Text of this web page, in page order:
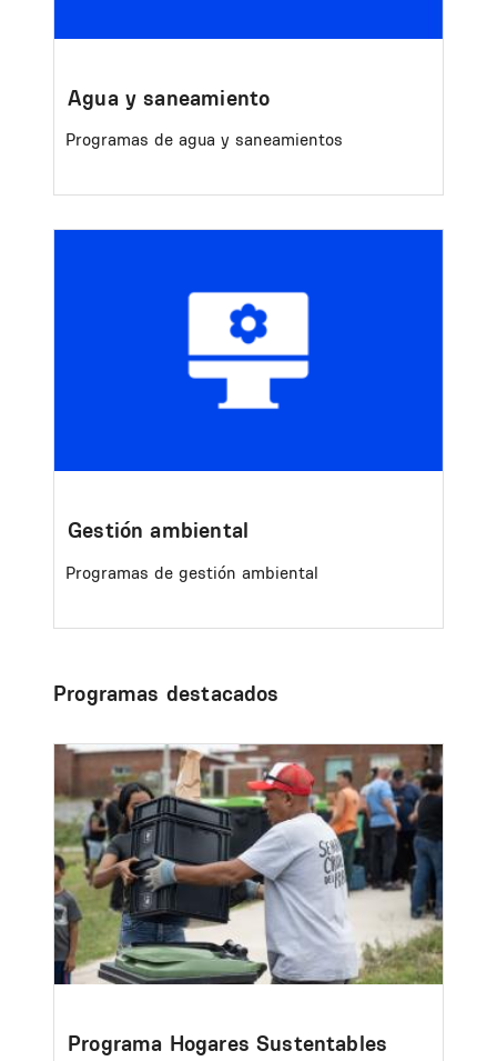
Agua y saneamiento
Programas de agua y saneamientos
Gestión ambiental
Programas de gestión ambiental
Programas destacados
Image
Programa Hogares Sustentables